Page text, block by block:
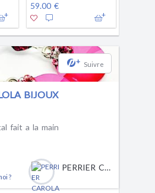
59.00 €
+ Suivre
BIJOUX
fait a la main
?
PERRIER CAROLA